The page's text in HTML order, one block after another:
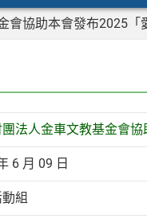
會協助本會發布2025
法人金車文教基金會
6 月 09 日
組